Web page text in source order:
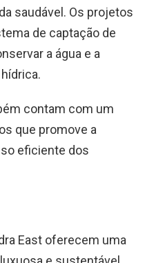
saudável. Os projetos
de captação de
a água e a
contam com um
que promove a
eficiente dos
East oferecem uma